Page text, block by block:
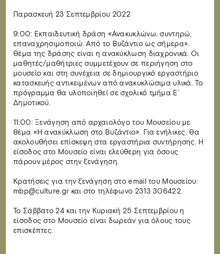
Παρασκευή 23 Σεπτεμβρίου 2022
9:00: Εκπαιδευτική δράση «Ανακυκλώνω, συντηρώ,
επαναχρησιμοποιώ. Από το Βυζάντιο ως σήμερα».
Θέμα της δράσης είναι η ανακύκλωση διαχρονικά. Οι
μαθητές/μαθήτριες συμμετέχουν σε περιήγηση στο
μουσείο και στη συνέχεια σε δημιουργικό εργαστήριο
κατασκευής αντικειμένων από ανακυκλώσιμα υλικά. Το
πρόγραμμα θα υλοποιηθεί σε σχολικό τμήμα Ε΄
Δημοτικού.
11:00: Ξενάγηση από αρχαιολόγο του Μουσείου με
θέμα «Η ανακύκλωση στο Βυζάντιο». Για ενήλικες. Θα
ακολουθήσει επίσκεψη στα εργαστήρια συντήρησης. Η
είσοδος στο Μουσείο είναι ελεύθερη για όσους
πάρουν μέρος στην ξενάγηση.
Κρατήσεις για την ξενάγηση στο email του Μουσείου:
mbp@culture.gr και στο τηλέφωνο 2313 306422.
Το Σάββατο 24 και την Κυριακή 25 Σεπτεμβρίου η
είσοδος στο Μουσείο είναι δωρεάν για όλους τους
επισκέπτες.